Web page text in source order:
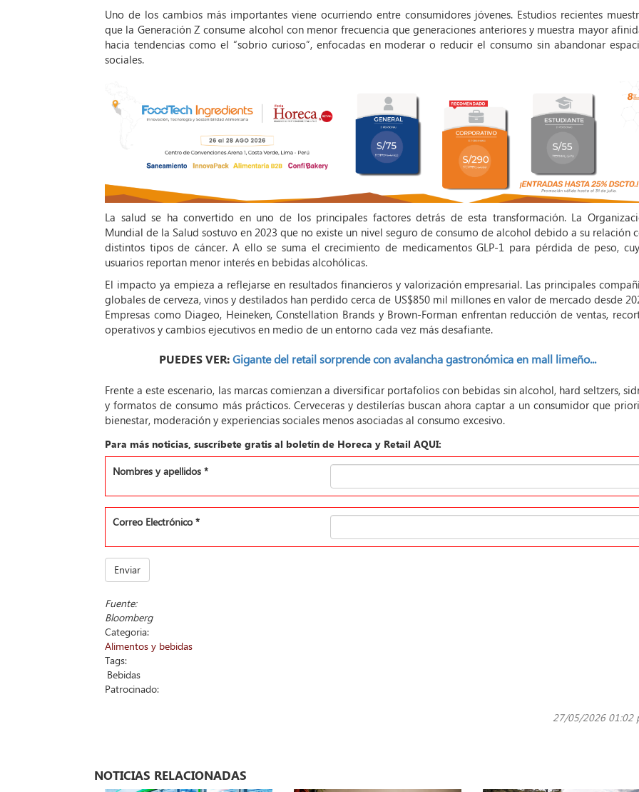
Uno de los cambios más importantes viene ocurriendo entre consumidores jóvenes. Estudios recientes
que la Generación Z consume alcohol con menor frecuencia que generaciones anteriores y muestra mayor
hacia tendencias como el “sobrio curioso”, enfocadas en moderar o reducir el consumo sin abandonar
sociales.
La salud se ha convertido en uno de los principales factores detrás de esta transformación. La
Mundial de la Salud sostuvo en 2023 que no existe un nivel seguro de consumo de alcohol debido a su relación
distintos tipos de cáncer. A ello se suma el crecimiento de medicamentos GLP-1 para pérdida de peso,
usuarios reportan menor interés en bebidas alcohólicas.
El impacto ya empieza a reflejarse en resultados financieros y valorización empresarial. Las principales
globales de cerveza, vinos y destilados han perdido cerca de US$850 mil millones en valor de mercado desde
Empresas como Diageo, Heineken, Constellation Brands y Brown-Forman enfrentan reducción de ventas,
operativos y cambios ejecutivos en medio de un entorno cada vez más desafiante.
PUEDES VER:Gigante del retail sorprende con avalancha gastronómica en mall limeño...
Frente a este escenario, las marcas comienzan a diversificar portafolios con bebidas sin alcohol, hard seltzers,
y formatos de consumo más prácticos. Cerveceras y destilerías buscan ahora captar a un consumidor que
bienestar, moderación y experiencias sociales menos asociadas al consumo excesivo.
Para más noticias, suscríbete gratis al boletín de Horeca y Retail AQUI:
Nombres y apellidos *
Correo Electrónico *
Enviar
Fuente:
Bloomberg
Categoria:
Alimentos y bebidas
Tags:
Bebidas
Patrocinado:
27/05/2026 01:02
NOTICIAS RELACIONADAS